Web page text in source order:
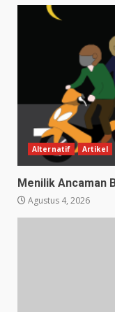
Alternatif Artikel
Menilik Ancaman
Agustus 4, 2026